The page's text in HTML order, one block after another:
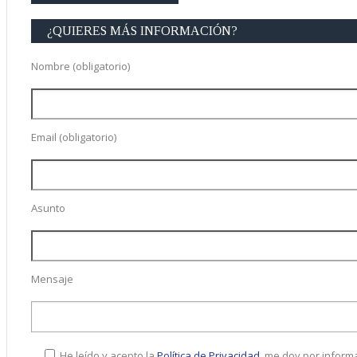
¿QUIERES MÁS INFORMACIÓN?
Nombre (obligatorio)
Email (obligatorio)
Asunto
Mensaje